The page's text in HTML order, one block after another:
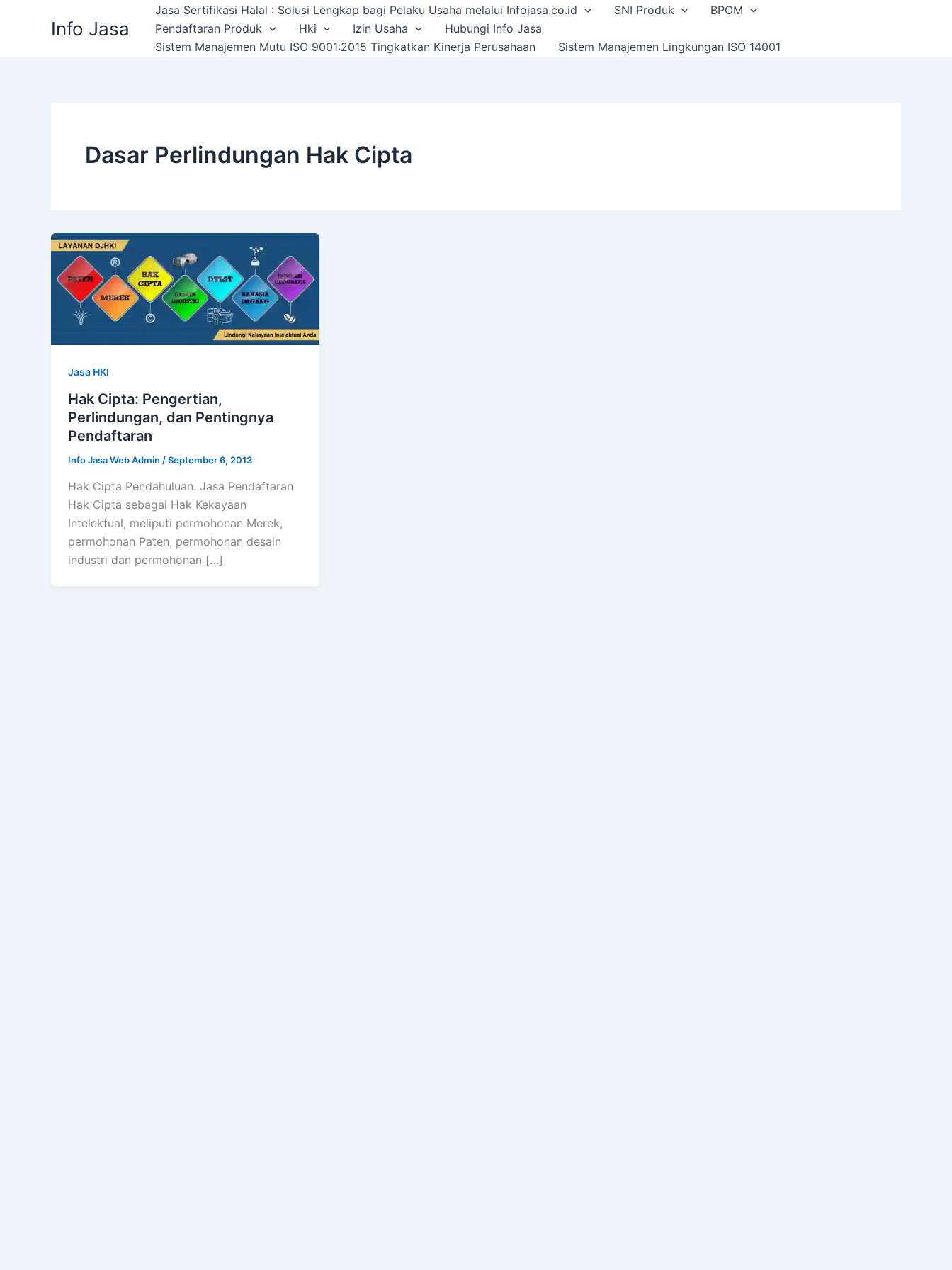
Info Jasa
Jasa Sertifikasi Halal : Solusi Lengkap bagi Pelaku Usaha melalui Infojasa.co.id SNI Produk
BPOM
Pendaftaran Produk
Hki Izin Usaha
Hubungi Info Jasa
Sistem Manajemen Mutu ISO 9001:2015 Tingkatkan Kinerja Perusahaan
Sistem Manajemen Lingkungan ISO 14001
Dasar Perlindungan Hak Cipta
Jasa HKI
Hak Cipta: Pengertian,
Perlindungan, dan Pentingnya
Pendaftaran
Info Jasa Web Admin /September 6, 2013
Hak Cipta Pendahuluan. Jasa Pendaftaran
Hak Cipta sebagai Hak Kekayaan
Intelektual, meliputi permohonan Merek,
permohonan Paten, permohonan desain
industri dan permohonan […]